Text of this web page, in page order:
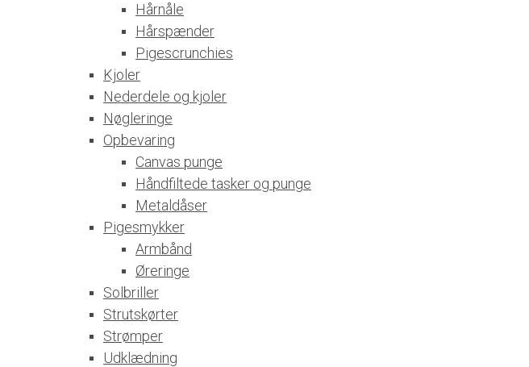
Hårnåle
Hårspænder
Pigescrunchies
Kjoler
Nederdele og kjoler
Nøgleringe
Opbevaring
Canvas punge
Håndfiltede tasker og punge
Metaldåser
Pigesmykker
Armbånd
Øreringe
Solbriller
Strutskørter
Strømper
Udklædning